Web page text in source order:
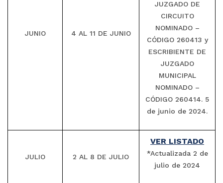
JUNIO 4 AL 11 DE JUNIO
JUZGADO DE
CIRCUITO
NOMINADO –
CÓDIGO 260413 y
ESCRIBIENTE DE
JUZGADO
MUNICIPAL
NOMINADO –
CÓDIGO 260414. 5
de junio de 2024.
JULIO 2 AL 8 DE JULIO
VER LISTADO
*Actualizada 2 de
julio de 2024